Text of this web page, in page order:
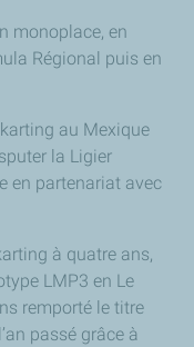
monoplace, en
Régional puis en
au Mexique
la Ligier
en partenariat avec
à quatre ans,
LMP3 en Le
remporté le titre
passé grâce à